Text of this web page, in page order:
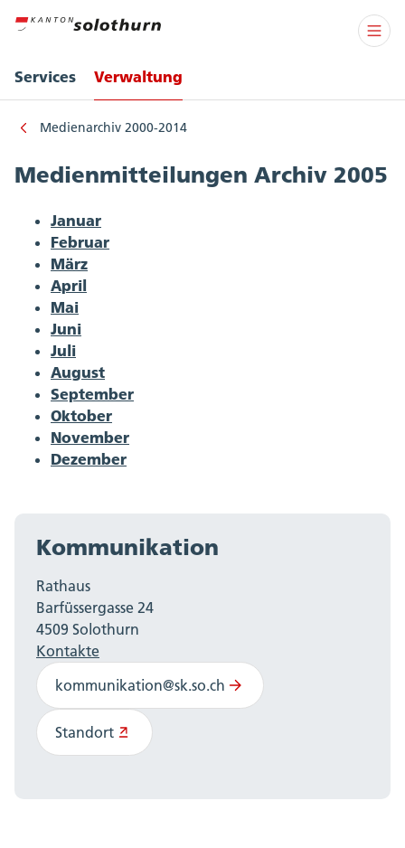
Services Verwaltung
Medienarchiv 2000-2014
Medienmitteilungen Archiv 2005
Januar
Februar
März
April
Mai
Juni
Juli
August
September
Oktober
November
Dezember
Kommunikation
Rathaus
Barfüssergasse 24
4509 Solothurn
Kontakte
kommunikation@sk.so.ch
Standort